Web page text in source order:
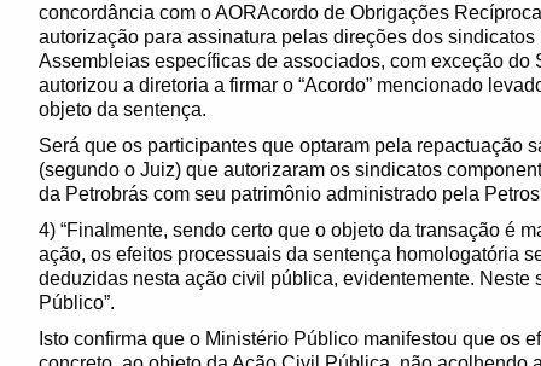
concordância com o AORAcordo de Obrigações
autorização para assinatura pelas direções dos
Assembleias específicas de associados, com exceção
autorizou a diretoria a firmar o “Acordo” mencionado
objeto da sentença.
Será que os participantes que optaram pela repactuação
(segundo o Juiz) que autorizaram os sindicatos
da Petrobrás com seu patrimônio administrado pela
4) “Finalmente, sendo certo que o objeto da transação é
ação, os efeitos processuais da sentença homologatória
deduzidas nesta ação civil pública, evidentemente. Neste
Público”.
Isto confirma que o Ministério Público manifestou que os